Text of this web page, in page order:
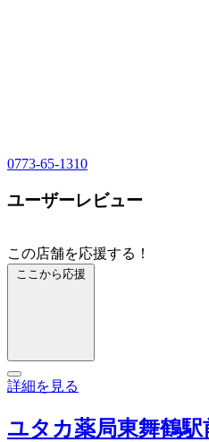
0773-65-1310
ユーザーレビュー
この店舗を応援する！
ここから応援
詳細を見る
ユタカ薬局東舞鶴駅